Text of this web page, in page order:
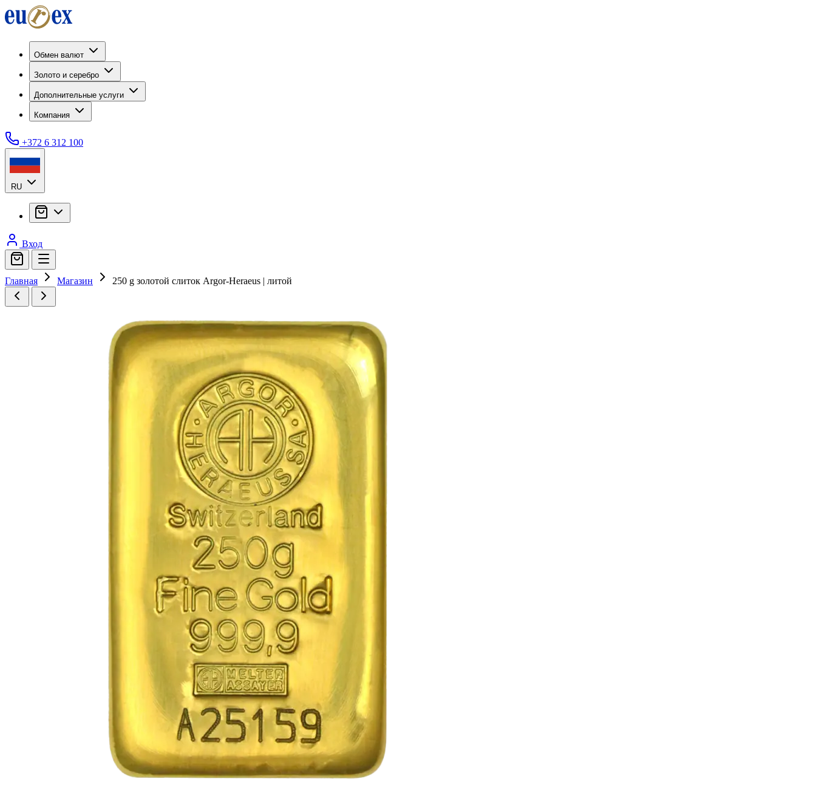
Обмен валют
Золото и серебро
Дополнительные услуги
Компания
+372 6 312 100
RU
Вход
Главная Магазин 250 g золотой слиток Argor-Heraeus | литой